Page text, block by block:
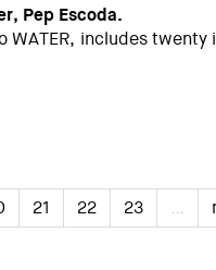
Pep Escoda.
includes
21 22 23 …